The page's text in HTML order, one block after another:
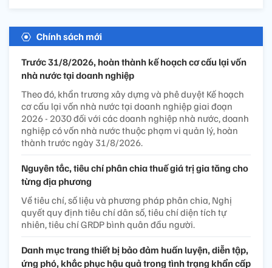
Chính sách mới
Trước 31/8/2026, hoàn thành kế hoạch cơ cấu lại vốn
nhà nước tại doanh nghiệp
Theo đó, khẩn trương xây dựng và phê duyệt Kế hoạch
cơ cấu lại vốn nhà nước tại doanh nghiệp giai đoạn
2026 - 2030 đối với các doanh nghiệp nhà nước, doanh
nghiệp có vốn nhà nước thuộc phạm vi quản lý, hoàn
thành trước ngày 31/8/2026.
Nguyên tắc, tiêu chí phân chia thuế giá trị gia tăng cho
từng địa phương
Về tiêu chí, số liệu và phương pháp phân chia, Nghị
quyết quy định tiêu chí dân số, tiêu chí diện tích tự
nhiên, tiêu chí GRDP bình quân đầu người.
Danh mục trang thiết bị bảo đảm huấn luyện, diễn tập,
ứng phó, khắc phục hậu quả trong tình trạng khẩn cấp